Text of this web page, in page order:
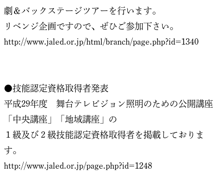
劇＆バックステージツアーを行います。
リベンジ企画ですので、ぜひご参加下さい。
http://www.jaled.or.jp/html/branch/page.php?id=1340
●技能認定資格取得者発表
平成29年度 舞台テレビジョン照明のための公開講座
「中央講座」「地域講座」の
１級及び２級技能認定資格取得者を掲載しておりま
す。
http://www.jaled.or.jp/page.php?id=1248